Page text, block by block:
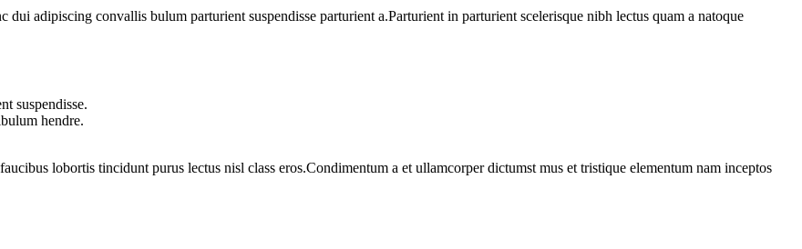
adipiscing convallis bulum parturient suspendisse parturient a.Parturient in parturient scelerisque nibh lectus quam a natoque
suspendisse.
hendre.
lobortis tincidunt purus lectus nisl class eros.Condimentum a et ullamcorper dictumst mus et tristique elementum nam inceptos